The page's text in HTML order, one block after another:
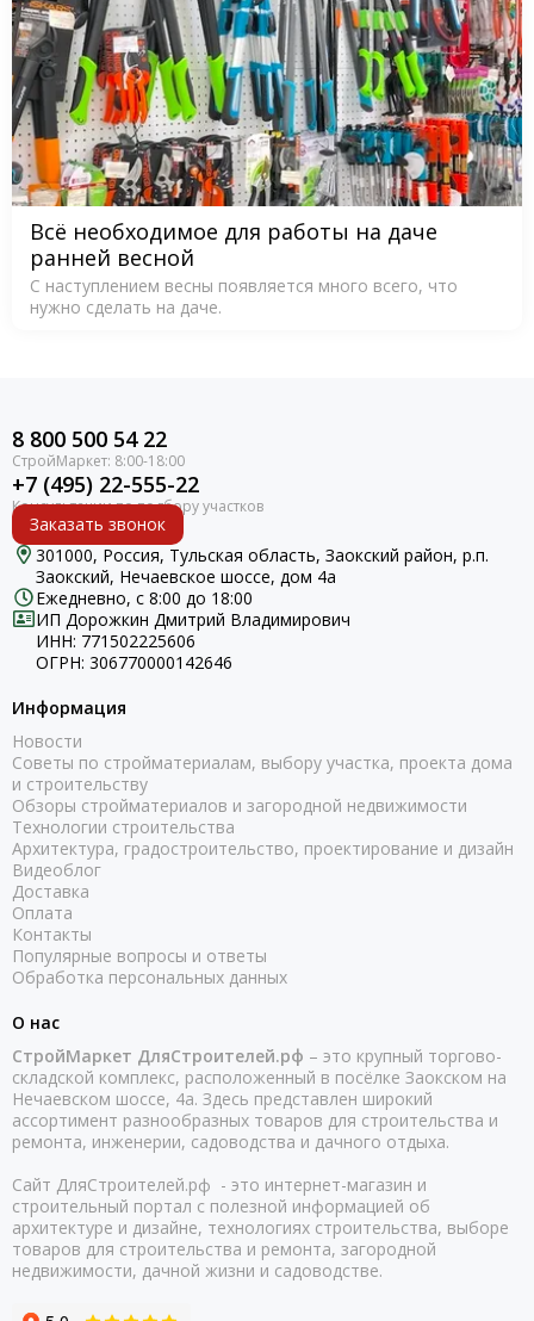
Всё необходимое для работы на даче
ранней весной
С наступлением весны появляется много всего, что
нужно сделать на даче.
8 800 500 54 22
+7 (495) 22-555-22
Заказать звонок
301000, Россия, Тульская область, Заокский район, р.п.
Заокский, Нечаевское шоссе, дом 4а
Ежедневно, с 8:00 до 18:00
ИП Дорожкин Дмитрий Владимирович
ИНН: 771502225606
ОГРН: 306770000142646
Информация
Новости
Советы по стройматериалам, выбору участка, проекта дома
и строительству
Обзоры стройматериалов и загородной недвижимости
Технологии строительства
Архитектура, градостроительство, проектирование и дизайн
Видеоблог
Доставка
Оплата
Контакты
Популярные вопросы и ответы
Обработка персональных данных
О нас
СтройМаркет ДляСтроителей.рф – это крупный торгово-
складской комплекс, расположенный в посёлке Заокском на
Нечаевском шоссе, 4а. Здесь представлен широкий
ассортимент разнообразных товаров для строительства и
ремонта, инженерии, садоводства и дачного отдыха.
Сайт ДляСтроителей.рф - это интернет-магазин и
строительный портал с полезной информацией об
архитектуре и дизайне, технологиях строительства, выборе
товаров для строительства и ремонта, загородной
недвижимости, дачной жизни и садоводстве.